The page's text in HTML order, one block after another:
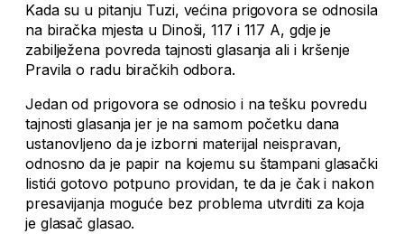
Kada su u pitanju Tuzi, većina prigovora se odnosila
na biračka mjesta u Dinoši, 117 i 117 A, gdje je
zabilježena povreda tajnosti glasanja ali i kršenje
Pravila o radu biračkih odbora.
Jedan od prigovora se odnosio i na tešku povredu
tajnosti glasanja jer je na samom početku dana
ustanovljeno da je izborni materijal neispravan,
odnosno da je papir na kojemu su štampani glasački
listići gotovo potpuno providan, te da je čak i nakon
presavijanja moguće bez problema utvrditi za koja
je glasač glasao.